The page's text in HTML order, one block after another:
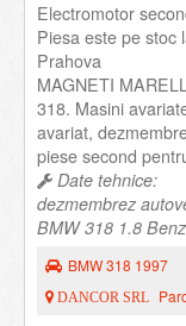
Electromotor
Piesa este pe stoc
Prahova
MAGNETI
318. Masini
avariat,
piese second
Date tehnice:
dezmembrez
BMW 318 1.8
BMW 318 1997
DANCOR SRL